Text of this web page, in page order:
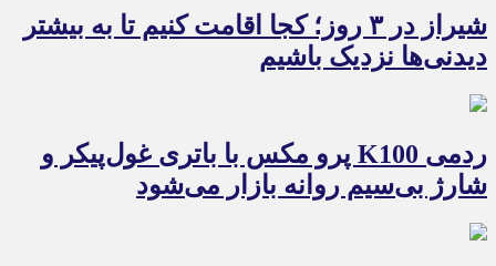
شیراز در ۳ روز؛ کجا اقامت کنیم تا به بیشتر
دیدنی‌ها نزدیک باشیم
ردمی K100 پرو مکس با باتری غول‌پیکر و
شارژ بی‌سیم روانه بازار می‌شود